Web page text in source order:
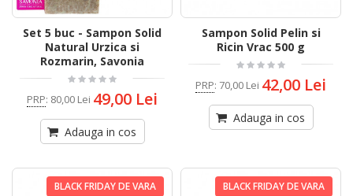
Set 5 buc - Sampon Solid
Natural Urzica si
Rozmarin, Savonia
PRP: 80,00 Lei 49,00 Lei
Adauga in cos
Sampon Solid Pelin si
Ricin Vrac 500 g
PRP: 70,00 Lei 42,00 Lei
Adauga in cos
BLACK FRIDAY DE VARA BLACK FRIDAY DE VARA